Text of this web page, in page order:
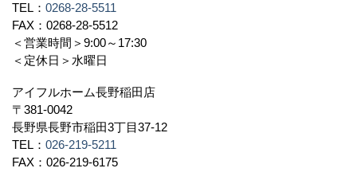
TEL： 0268-28-5511
FAX：0268-28-5512
＜営業時間＞9:00～17:30
＜定休日＞水曜日
アイフルホーム長野稲田店
〒381-0042
長野県長野市稲田3丁目37-12
TEL： 026-219-5211
FAX：026-219-6175